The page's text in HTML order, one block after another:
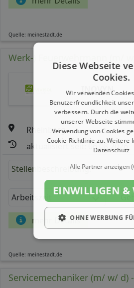
Quelle: meinestadt.de
Werk-) Feuerwehrmann (m/ w/
INOVYN
Rheinberg
aktualisiert seit: 06.08.2026
Stellenbeschreibung:
Arbeitszeit
mehr Details
Quelle: meinestadt.de
Servicemechaniker (m/ w/ d)
Diese Webseite
Cookies.
Wir verwenden
Benutzerfreundlichkeit
verbessern. Durch die
unserer Webseite
Verwendung von Cookies
Cookie-Richtlinie zu.Weitere
Datenschutz
Alle Partner anzeigen
EINWILLIGEN &
OHNE WERBUNG